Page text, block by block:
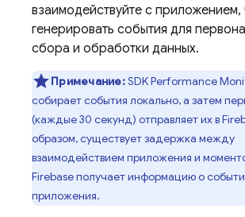
взаимодействуйте с приложением,
генерировать события для
сбора и обработки данных.
Примечание:SDKPerformance
собирает события локально, а затем
(каждые 30 секунд) отправляет их в
образом, существует задержка между
взаимодействием приложения и
Firebase получает информацию о
приложения.